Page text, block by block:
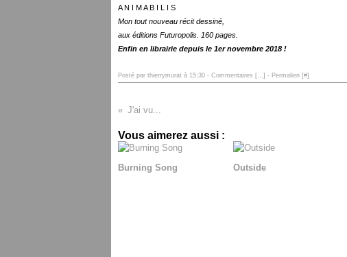
A N I M A B I L I S
Mon tout nouveau récit dessiné,
aux éditions Futuropolis. 160 pages.
Enfin en librairie depuis le 1er novembre 2018 !
Posté par thierrymurat à 15:30 - Commentaires […] - Permalien [#]
J'ai vu...
Vous aimerez aussi :
Burning Song
Outside